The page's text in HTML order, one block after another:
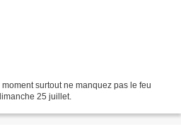
surtout ne manquez pas le feu
25 juillet.